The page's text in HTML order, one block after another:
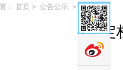
： 首页 > 公告公示 >其它公示
定